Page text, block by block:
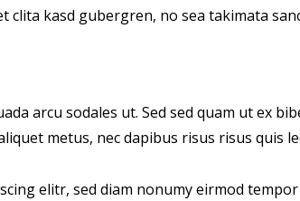
clita kasd gubergren, no sea takimata
arcu sodales ut. Sed sed quam ut ex
metus, nec dapibus risus risus quis
elitr, sed diam nonumy eirmod